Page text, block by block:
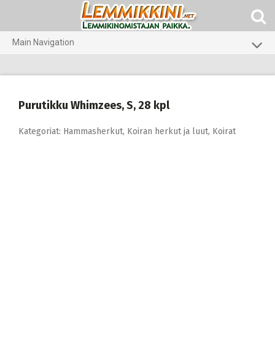
Main Navigation
Eläinlääkäriruoat
Koti ja piha
Purutikku Whimzees, S, 28 kpl
Kategoriat: Hammasherkut, Koiran herkut ja luut, Koirat